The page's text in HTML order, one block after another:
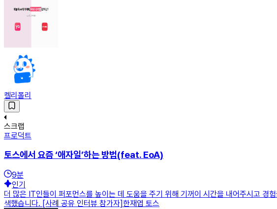
켈리폴리
스크랩
프로덕트
토스에서 요즘 ‘애자일’하는 방법(feat. EoA)
9분
인기
더 많은 IT인들이 퍼포먼스를 높이는 데 도움을 주기 위해 기꺼이 시간을 내어주시고 경
색했습니다. [사례 공유 인터뷰 참가자]한재엽 토스